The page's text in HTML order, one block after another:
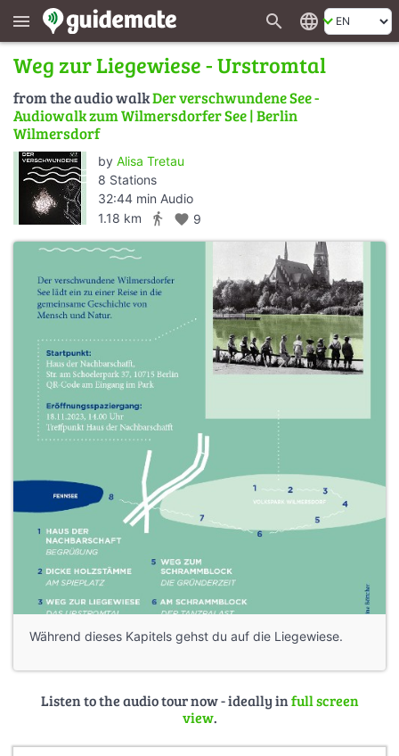
menu search language
Weg zur Liegewiese - Urstromtal
from the audio walkDer verschwundene See -
Audiowalk zum Wilmersdorfer See | Berlin
Wilmersdorf
by Alisa Tretau
8 Stations
32:44 min Audio
1.18 km
directions_walk favorite 9
Während dieses Kapitels gehst du auf die Liegewiese.
Listen to the audio tour now - ideally infull screen
view.